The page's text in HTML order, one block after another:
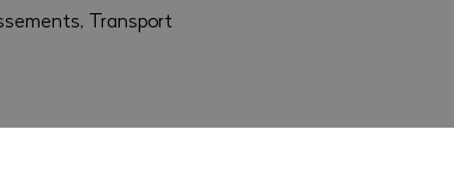
Transport